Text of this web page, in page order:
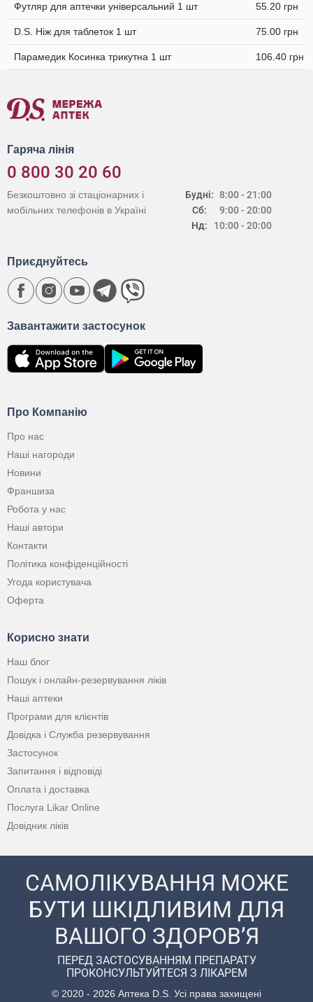
Футляр для аптечки універсальний 1 шт 55.20 грн
D.S. Ніж для таблеток 1 шт 75.00 грн
Парамедик Косинка трикутна 1 шт 106.40 грн
Гаряча лінія
0 800 30 20 60
Будні:
Сб:
Нд:
8:00 - 21:00
9:00 - 20:00
10:00 - 20:00
Безкоштовно зі стаціонарних і
мобільних телефонів в Україні
Про Компанію
Про нас
Наші нагороди
Новини
Франшиза
Робота у нас
Наші автори
Контакти
Політика конфіденційності
Угода користувача
Оферта
Корисно знати
Наш блог
Пошук і онлайн-резервування ліків
Наші аптеки
Програми для клієнтів
Довідка і Служба резервування
Застосунок
Запитання і відповіді
Оплата і доставка
Послуга Likar Online
Довідник ліків
Завантажити застосунок
Приєднуйтесь
САМОЛІКУВАННЯ МОЖЕ
БУТИ ШКІДЛИВИМ ДЛЯ
ВАШОГО ЗДОРОВ’Я
ПЕРЕД ЗАСТОСУВАННЯМ ПРЕПАРАТУ
ПРОКОНСУЛЬТУЙТЕСЯ З ЛІКАРЕМ
© 2020 - 2026 Аптека D.S. Усі права захищені